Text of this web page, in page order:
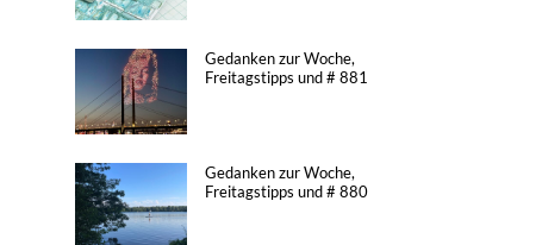
Gedanken zur Woche,
Freitagstipps und # 881
Gedanken zur Woche,
Freitagstipps und # 880